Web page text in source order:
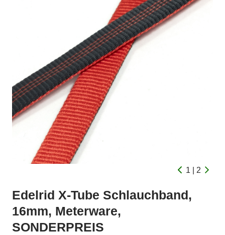
1 | 2
Edelrid X-Tube Schlauchband,
16mm, Meterware,
SONDERPREIS